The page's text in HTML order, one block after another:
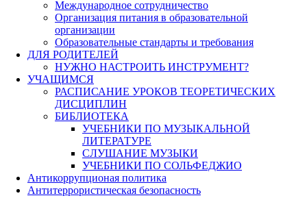
Международное сотрудничество
Организация питания в образовательной
организации
Образовательные стандарты и требования
ДЛЯ РОДИТЕЛЕЙ
НУЖНО НАСТРОИТЬ ИНСТРУМЕНТ?
УЧАЩИМСЯ
РАСПИСАНИЕ УРОКОВ ТЕОРЕТИЧЕСКИХ
ДИСЦИПЛИН
БИБЛИОТЕКА
УЧЕБНИКИ ПО МУЗЫКАЛЬНОЙ
ЛИТЕРАТУРЕ
СЛУШАНИЕ МУЗЫКИ
УЧЕБНИКИ ПО СОЛЬФЕДЖИО
Антикоррупционая политика
Антитеррористическая безопасность